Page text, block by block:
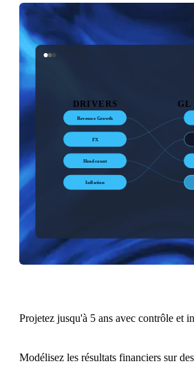
DRIVERS GL
Revenue Growth
FX
Headcount
Inflation
Projetez jusqu'à 5 ans avec contrôle et
Modélisez les résultats financiers sur